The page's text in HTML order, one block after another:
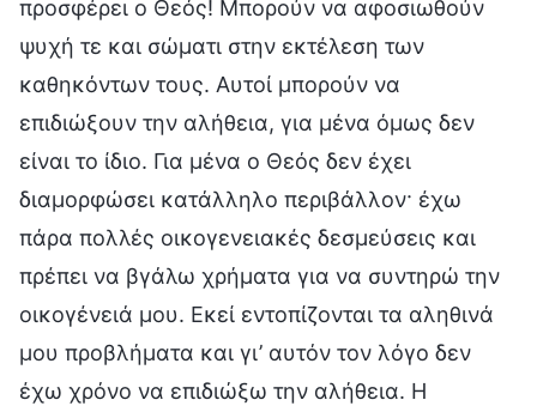
προσφέρει ο Θεός! Μπορούν να αφοσιωθούν
ψυχή τε και σώματι στην εκτέλεση των
καθηκόντων τους. Αυτοί μπορούν να
επιδιώξουν την αλήθεια, για μένα όμως δεν
είναι το ίδιο. Για μένα ο Θεός δεν έχει
διαμορφώσει κατάλληλο περιβάλλον· έχω
πάρα πολλές οικογενειακές δεσμεύσεις και
πρέπει να βγάλω χρήματα για να συντηρώ την
οικογένειά μου. Εκεί εντοπίζονται τα αληθινά
μου προβλήματα και γι’ αυτόν τον λόγο δεν
έχω χρόνο να επιδιώξω την αλήθεια. Η